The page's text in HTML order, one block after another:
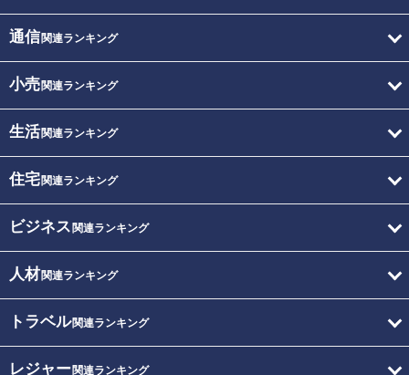
通信関連ランキング
小売関連ランキング
生活関連ランキング
住宅関連ランキング
ビジネス 関連ランキング
人材関連ランキング
トラベル関連ランキング
レジャー関連ランキング